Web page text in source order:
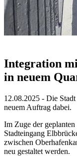
Integration
in neuem
12.08.2025 - Die
neuem Auftrag dabei.
Im Zuge der
Stadteingang
zwischen
neu gestaltet werden.